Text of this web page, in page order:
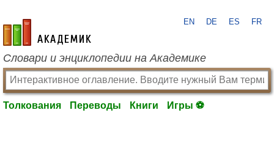
academic.ru
EN DE ES FR
Словари и энциклопедии на Академике
Толкования Переводы Книги Игры ⚽